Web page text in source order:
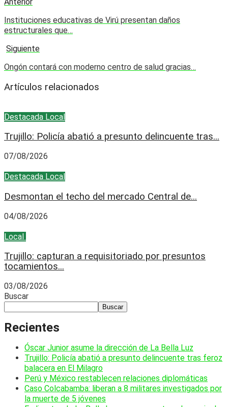
Instituciones educativas de Virú presentan daños
estructurales que…
Siguiente
Ongón contará con moderno centro de salud gracias…
Artículos relacionados
Destacada Local
Trujillo: Policía abatió a presunto delincuente tras...
07/08/2026
Destacada Local
Desmontan el techo del mercado Central de...
04/08/2026
Local
Trujillo: capturan a requisitoriado por presuntos
tocamientos...
03/08/2026
Buscar
Buscar
Recientes
Óscar Junior asume la dirección de La Bella Luz
Trujillo: Policía abatió a presunto delincuente tras feroz
balacera en El Milagro
Perú y México restablecen relaciones diplomáticas
Caso Colcabamba: liberan a 8 militares investigados por
la muerte de 5 jóvenes